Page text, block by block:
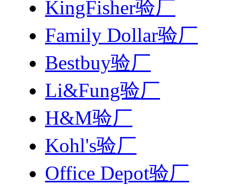
KingFisher验厂
Family Dollar验厂
Bestbuy验厂
Li&Fung验厂
H&M验厂
Kohl's验厂
Office Depot验厂